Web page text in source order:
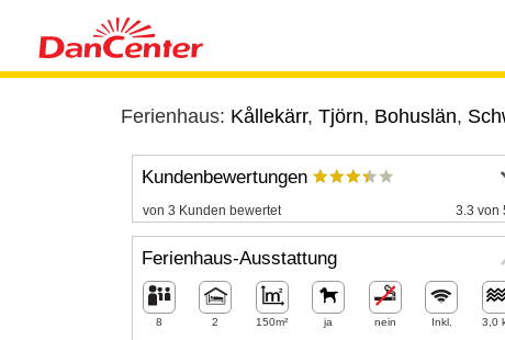
Ferienhaus: Kållekärr, Tjörn, Bohuslän,
Kundenbewertungen
von 3 Kunden bewertet 3.3 von
Ferienhaus-Ausstattung
8 2 150m² ja nein Inkl. 3,0